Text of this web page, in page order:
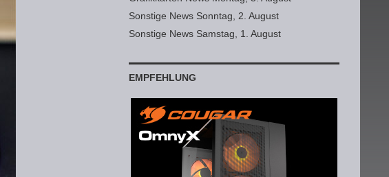
Sonstige News Sonntag, 2. August
Sonstige News Samstag, 1. August
EMPFEHLUNG